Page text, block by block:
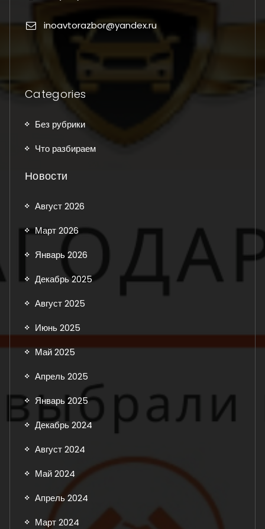
inoavtorazbor@yandex.ru
Categories
Без рубрики
Что разбираем
Новости
Август 2026
Март 2026
Январь 2026
Декабрь 2025
Август 2025
Июнь 2025
Май 2025
Апрель 2025
Январь 2025
Декабрь 2024
Август 2024
Май 2024
Апрель 2024
Март 2024